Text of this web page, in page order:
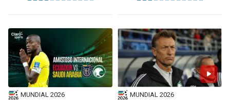
MUNDIAL 2026 MUNDIAL 2026